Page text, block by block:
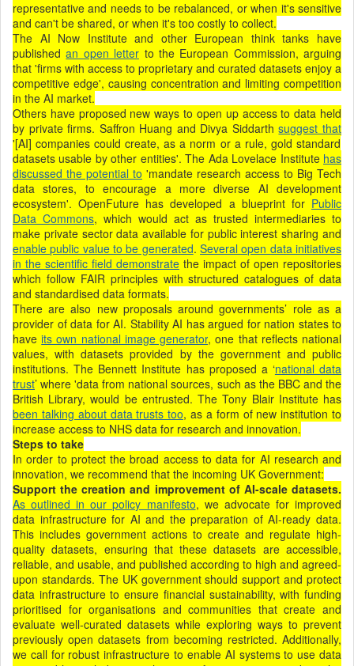
representative and needs to be rebalanced, or when it's sensitive
and can't be shared, or when it's too costly to collect.
The AI Now Institute and other European think tanks have
publishedan open letter to the European Commission, arguing
that 'firms with access to proprietary and curated datasets enjoy a
competitive edge', causing concentration and limiting competition
in the AI market.
Others have proposed new ways to open up access to data held
by private firms. Saffron Huang and Divya Siddarthsuggest that
'[AI] companies could create, as a norm or a rule, gold standard
datasets usable by other entities'. The Ada Lovelace Institute has
discussed the potential to 'mandate research access to Big Tech
data stores, to encourage a more diverse AI development
ecosystem'. OpenFuture has developed a blueprint for Public
Data Commons, which would act as trusted intermediaries to
make private sector data available for public interest sharing and
enable public value to be generated.Several open data initiatives
in the scientific field demonstrate the impact of open repositories
which follow FAIR principles with structured catalogues of data
and standardised data formats.
There are also new proposals around governments’ role as a
provider of data for AI. Stability AI has argued for nation states to
haveits own national image generator, one that reflects national
values, with datasets provided by the government and public
institutions. The Bennett Institute has proposed a ‘national data
trust’ where 'data from national sources, such as the BBC and the
British Library, would be entrusted. The Tony Blair Institute has
been talking about data trusts too, as a form of new institution to
increase access to NHS data for research and innovation.
Steps to take
In order to protect the broad access to data for AI research and
innovation, we recommend that the incoming UK Government:
Support the creation and improvement of AI-scale datasets.
As outlined in our policy manifesto, we advocate for improved
data infrastructure for AI and the preparation of AI-ready data.
This includes government actions to create and regulate high-
quality datasets, ensuring that these datasets are accessible,
reliable, and usable, and published according to high and agreed-
upon standards. The UK government should support and protect
data infrastructure to ensure financial sustainability, with funding
prioritised for organisations and communities that create and
evaluate well-curated datasets while exploring ways to prevent
previously open datasets from becoming restricted. Additionally,
we call for robust infrastructure to enable AI systems to use data